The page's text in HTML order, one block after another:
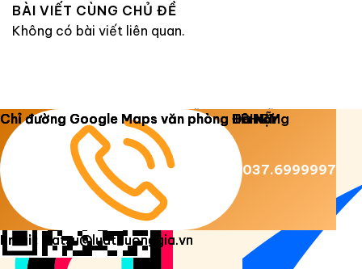
BÀI VIẾT CÙNG CHỦ ĐỀ
Không có bài viết liên quan.
Copyright 2026 © Luật Dương Gia